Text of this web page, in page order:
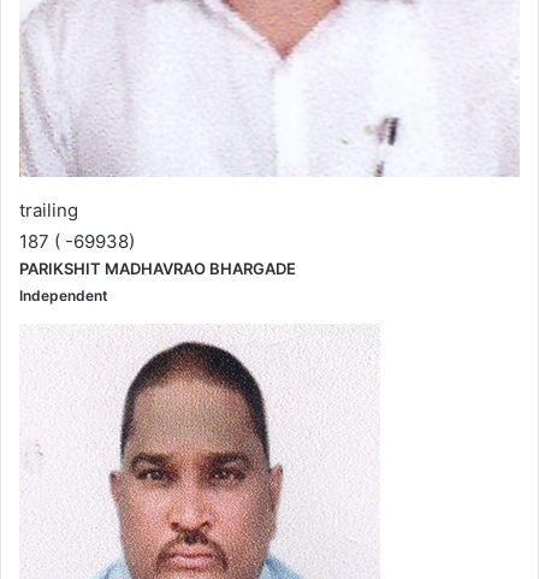
trailing
187 ( -69938)
PARIKSHIT MADHAVRAO BHARGADE
Independent